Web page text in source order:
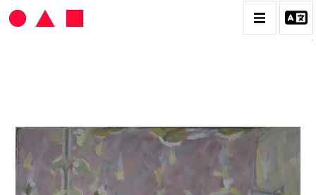
HANS SEILER
BIOGRAPHIE
CATALOGUE DES OEUVRES